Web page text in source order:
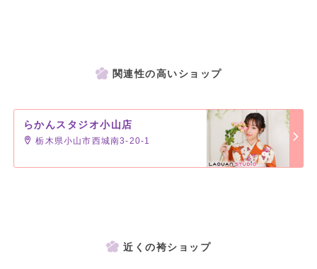
関連性の高いショップ
らかんスタジオ小山店
栃木県小山市西城南3-20-1
近くの袴ショップ